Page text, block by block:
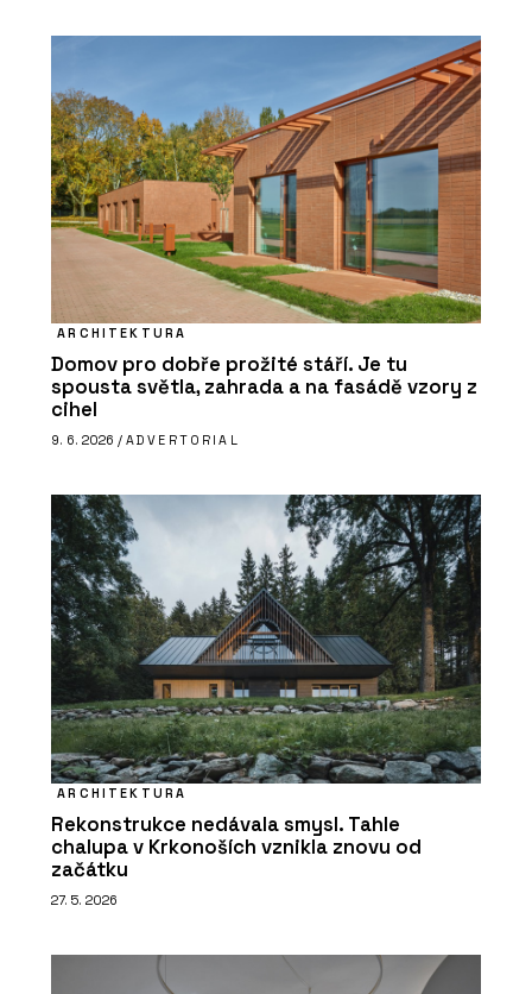
ARCHITEKTURA
Domov pro dobře prožité stáří. Je tu
spousta světla, zahrada a na fasádě vzory z
cihel
9. 6. 2026 / ADVERTORIAL
ARCHITEKTURA
Rekonstrukce nedávala smysl. Tahle
chalupa v Krkonoších vznikla znovu od
začátku
27. 5. 2026